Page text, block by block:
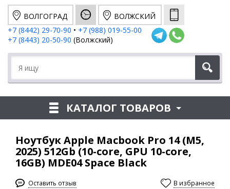
ВОЛГОГРАД
ВОЛЖСКИЙ
+7 (8442) 29-70-90 • +7 (988) 019-55-00
+7 (8443) 20-50-90 (Волжский)
КАТАЛОГ ТОВАРОВ
Ноутбук Apple Macbook Pro 14 (M5,
2025) 512Gb (10-core, GPU 10-core,
16GB) MDE04 Space Black
Оставить отзыв В избранное